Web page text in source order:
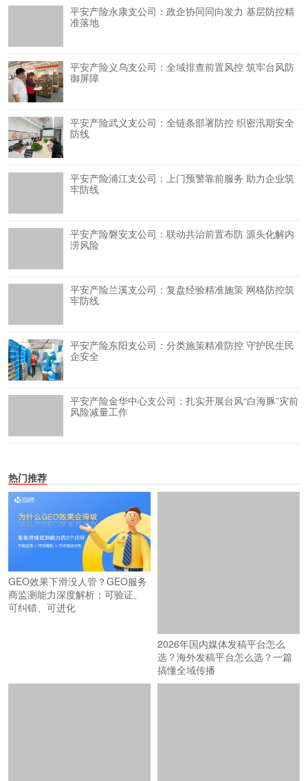
平安产险永康支公司：政企协同同向发力 基层防控精
准落地
平安产险义乌支公司：全域排查前置风控 筑牢台风防
御屏障
平安产险武义支公司：全链条部署防控 织密汛期安全
防线
平安产险浦江支公司：上门预警靠前服务 助力企业筑
牢防线
平安产险磐安支公司：联动共治前置布防 源头化解内
涝风险
平安产险兰溪支公司：复盘经验精准施策 网格防控筑
牢防线
平安产险东阳支公司：分类施策精准防控 守护民生民
企安全
平安产险金华中心支公司：扎实开展台风“白海豚”灾前
风险减量工作
热门推荐
GEO效果下滑没人管？GEO服务
商监测能力深度解析：可验证、
可纠错、可进化
2026年国内媒体发稿平台怎么
选？海外发稿平台怎么选？一篇
搞懂全域传播